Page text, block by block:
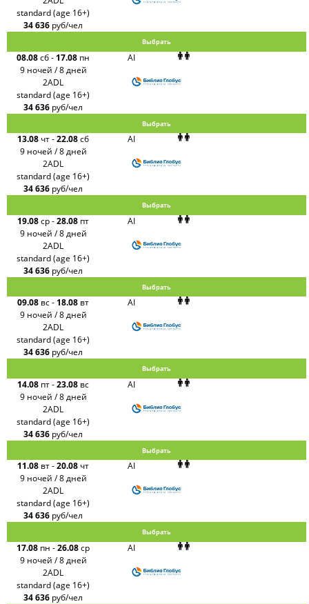
FUN&SUN
ex TUI
Крымская
Волна
Russian
Интурист
Travelata
standard (age 16+)
34 636 руб/чел
Выбрать
08.08сб- 17.08 пн
9 ночей / 8 дней
AI
2ADL
standard (age 16+)
34 636 руб/чел
Выбрать
13.08 чт-22.08сб
9 ночей / 8 дней
AI
2ADL
standard (age 16+)
34 636 руб/чел
Выбрать
19.08ср-28.08 пт
9 ночей / 8 дней
AI
2ADL
standard (age 16+)
34 636 руб/чел
Выбрать
09.08 вс- 18.08 вт
9 ночей / 8 дней
AI
2ADL
standard (age 16+)
34 636 руб/чел
Выбрать
14.08 пт-23.08 вс
9 ночей / 8 дней
AI
2ADL
standard (age 16+)
34 636 руб/чел
Выбрать
11.08 вт-20.08 чт
9 ночей / 8 дней
AI
2ADL
standard (age 16+)
34 636 руб/чел
Выбрать
17.08 пн -26.08ср
9 ночей / 8 дней
AI
2ADL
standard (age 16+)
34 636 руб/чел